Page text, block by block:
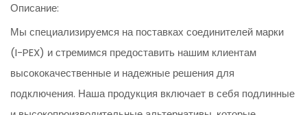
Описание:
Мы специализируемся на поставках соединителей марки
(I-PEX) и стремимся предоставить нашим клиентам
высококачественные и надежные решения для
подключения. Наша продукция включает в себя подлинные